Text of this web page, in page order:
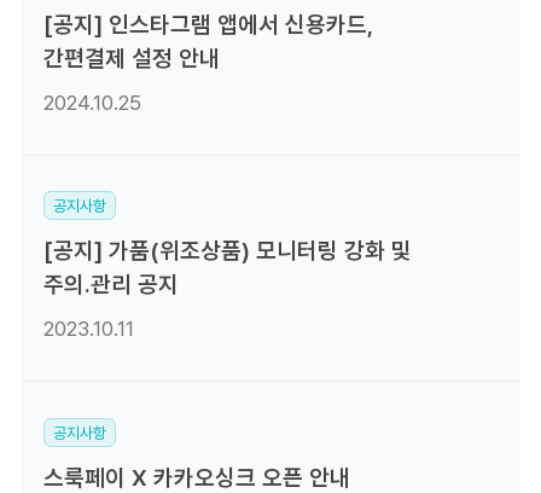
[공지] 인스타그램 앱에서 신용카드,
간편결제 설정 안내
2024.10.25
공지사항
[공지] 가품(위조상품) 모니터링 강화 및
주의.관리 공지
2023.10.11
공지사항
스룩페이 X 카카오싱크 오픈 안내